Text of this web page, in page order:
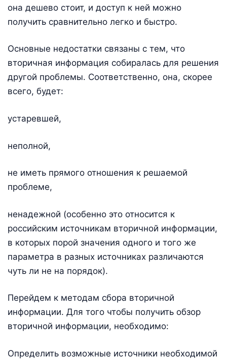
она дешево стоит, и доступ к ней можно
получить сравнительно легко и быстро.
Основные недостатки связаны с тем, что
вторичная информация собиралась для решения
другой проблемы. Соответственно, она, скорее
всего, будет:
устаревшей,
неполной,
не иметь прямого отношения к решаемой
проблеме,
ненадежной (особенно это относится к
российским источникам вторичной информации,
в которых порой значения одного и того же
параметра в разных источниках различаются
чуть ли не на порядок).
Перейдем к методам сбора вторичной
информации. Для того чтобы получить обзор
вторичной информации, необходимо:
Определить возможные источники необходимой